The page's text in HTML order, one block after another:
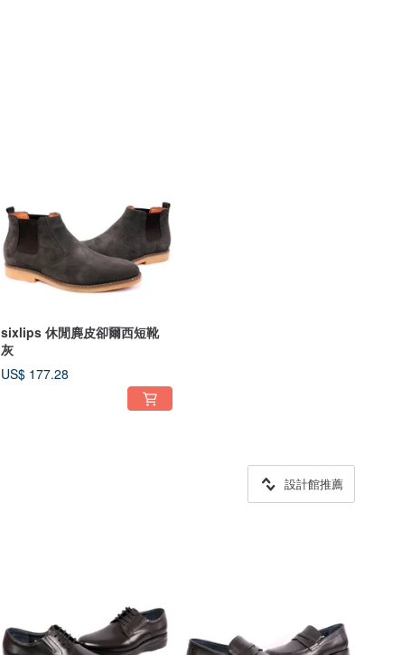
sixlips 休閒麂皮卻爾西短靴
灰
US$ 177.28
設計館推薦